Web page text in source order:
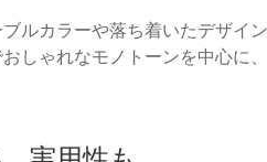
ルカラーや落ち着いたデザイ
しゃれなモノトーンを中心に